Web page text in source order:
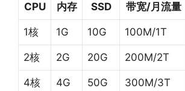
CPU 内存 SSD 带宽/月流量
1核 1G 10G 100M/1T
2核 2G 20G 200M/2T
4核 4G 50G 300M/3T